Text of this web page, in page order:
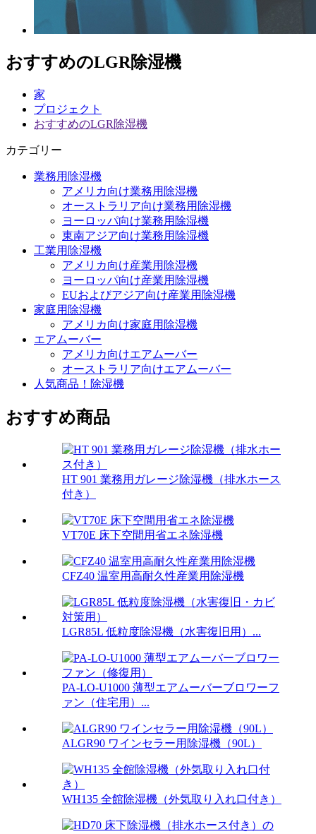
おすすめのLGR除湿機
家
プロジェクト
おすすめのLGR除湿機
カテゴリー
業務用除湿機
アメリカ向け業務用除湿機
オーストラリア向け業務用除湿機
ヨーロッパ向け業務用除湿機
東南アジア向け業務用除湿機
工業用除湿機
アメリカ向け産業用除湿機
ヨーロッパ向け産業用除湿機
EUおよびアジア向け産業用除湿機
家庭用除湿機
アメリカ向け家庭用除湿機
エアムーバー
アメリカ向けエアムーバー
オーストラリア向けエアムーバー
人気商品！除湿機
おすすめ商品
HT 901 業務用ガレージ除湿機（排水ホース
付き）
VT70E 床下空間用省エネ除湿機
CFZ40 温室用高耐久性産業用除湿機
LGR85L 低粒度除湿機（水害復旧用）...
PA-LO-U1000 薄型エアムーバーブロワーフ
ァン（住宅用）...
ALGR90 ワインセラー用除湿機（90L）
WH135 全館除湿機（外気取り入れ口付き）